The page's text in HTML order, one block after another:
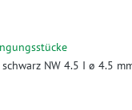
NW 4.5 I ø 4.5